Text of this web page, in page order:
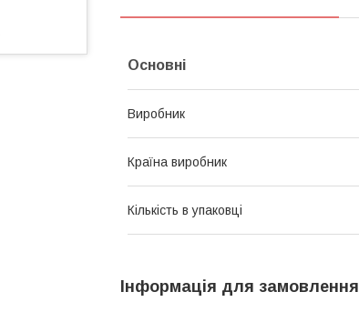
Основні
Виробник
Країна виробник
Кількість в упаковці
Інформація для замовлення